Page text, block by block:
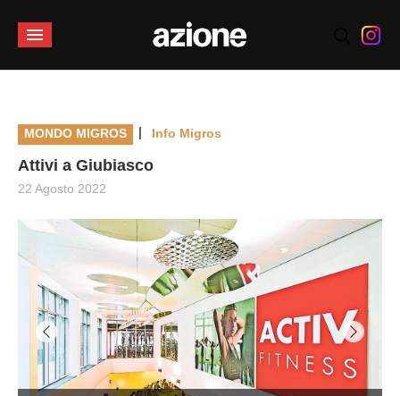
MONDO MIGROS | Info Migros
Attivi a Giubiasco
22 Agosto 2022